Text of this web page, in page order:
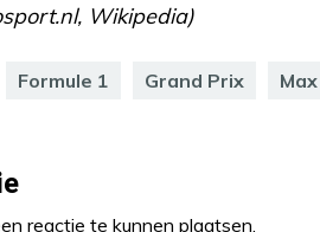
Wikipedia)
Formule 1 Grand Prix
reactie te kunnen plaatsen.